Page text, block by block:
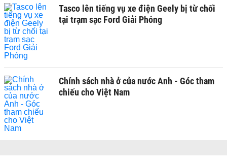
Tasco lên tiếng vụ xe điện Geely bị từ chối
tại trạm sạc Ford Giải Phóng
Chính sách nhà ở của nước Anh - Góc tham
chiếu cho Việt Nam